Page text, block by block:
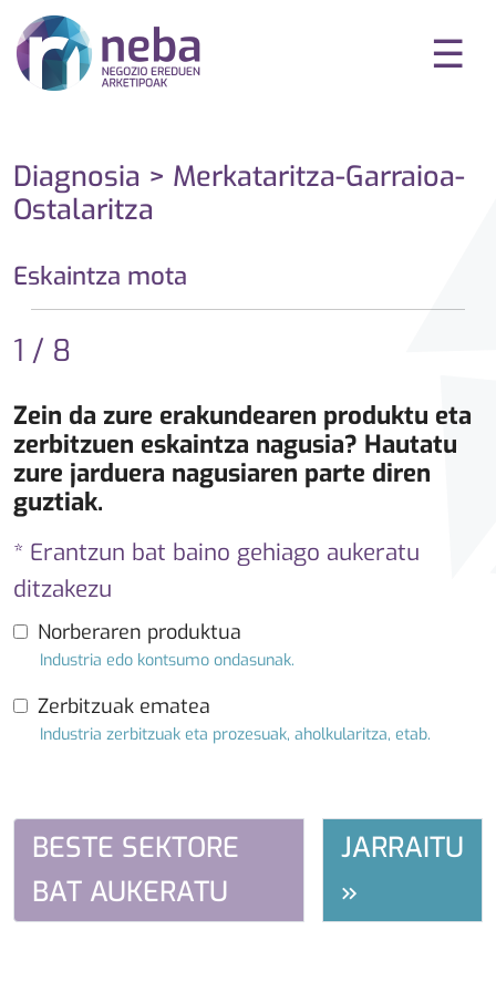
☰
Diagnosia > Merkataritza-Garraioa-
Ostalaritza
Eskaintza mota
1 / 8
Zein da zure erakundearen produktu eta
zerbitzuen eskaintza nagusia? Hautatu
zure jarduera nagusiaren parte diren
guztiak.
* Erantzun bat baino gehiago aukeratu
ditzakezu
Norberaren produktua
Industria edo kontsumo ondasunak.
Zerbitzuak ematea
Industria zerbitzuak eta prozesuak, aholkularitza, etab.
BESTE SEKTORE
BAT AUKERATU
JARRAITU
»